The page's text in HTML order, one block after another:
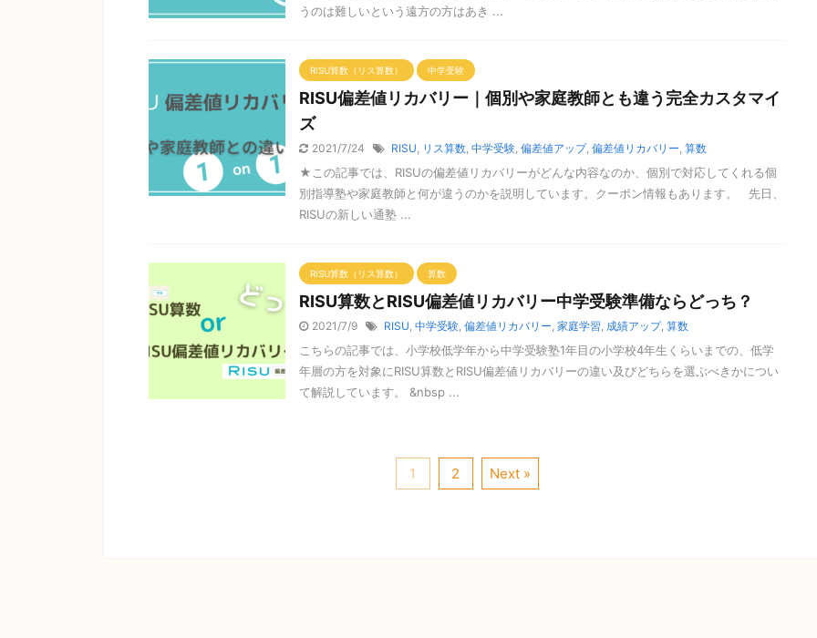
うのは難しいという遠方の方はあき ...
RISU算数（リス算数） 中学受験
RISU偏差値リカバリー｜個別や家庭教師とも違う完全カスタマイ
ズ
2021/7/24 RISU, リス算数, 中学受験, 偏差値アップ, 偏差値リカバリー, 算数
★この記事では、RISUの偏差値リカバリーがどんな内容なのか、個別で対応してくれる個
別指導塾や家庭教師と何が違うのかを説明しています。クーポン情報もあります。 先日、
RISUの新しい通塾 ...
RISU算数（リス算数） 算数
RISU算数とRISU偏差値リカバリー中学受験準備ならどっち？
2021/7/9 RISU, 中学受験, 偏差値リカバリー, 家庭学習, 成績アップ, 算数
こちらの記事では、小学校低学年から中学受験塾1年目の小学校4年生くらいまでの、低学
年層の方を対象にRISU算数とRISU偏差値リカバリーの違い及びどちらを選ぶべきかについ
て解説しています。 &nbsp ...
1 2 Next »